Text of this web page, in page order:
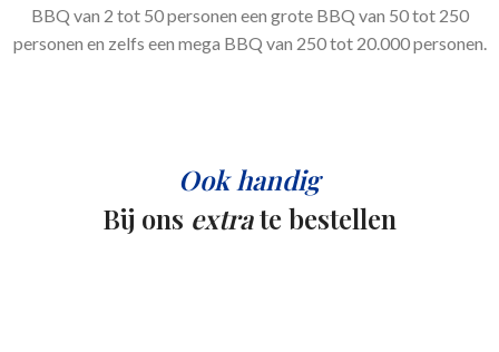
BBQ van 2 tot 50 personen een grote BBQ van 50 tot 250
personen en zelfs een mega BBQ van 250 tot 20.000 personen.
Ook handig
Bij ons extrate bestellen